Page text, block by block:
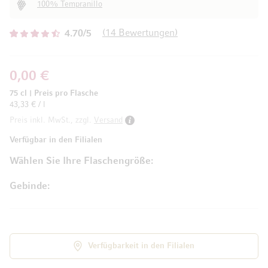
4.70/5 14 Bewertungen
100% Tempranillo
Wählen Sie Ihre Flaschengröße
Gebinde
0,00 €
75 cl
Preis pro Flasche
43,33 € / l
Preis inkl. MwSt., zzgl.
Versand
Verfügbar in den Filialen
Verfügbarkeit in den Filialen